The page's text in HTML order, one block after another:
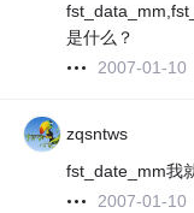
是什么？
2007-01-10
zqsntws
fst_date_mm我
2007-01-10